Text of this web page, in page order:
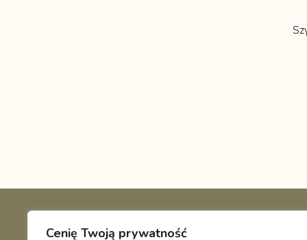
Cenię Twoją prywatność